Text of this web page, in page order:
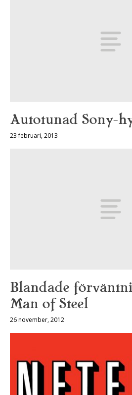
Autotunad Sony-
23 februari, 2013
Blandade
Man of Steel
26 november, 2012